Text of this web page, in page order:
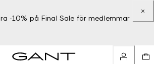
-10% på Final Sale för medlemmar